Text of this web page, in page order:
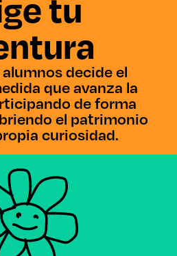
tu
decide el
que avanza la
de forma
el patrimonio
curiosidad.